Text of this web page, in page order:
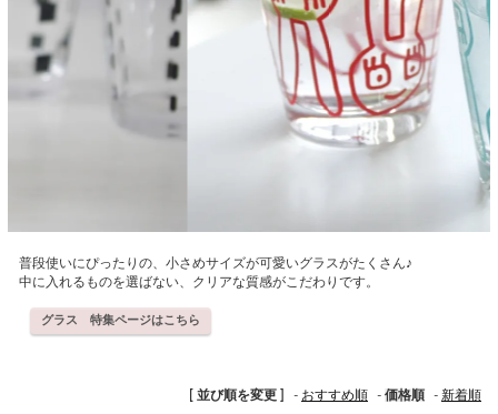
普段使いにぴったりの、小さめサイズが可愛いグラスがたくさん♪
中に入れるものを選ばない、クリアな質感がこだわりです。
グラス 特集ページはこちら
[ 並び順を変更 ] - おすすめ順 - 価格順 - 新着順